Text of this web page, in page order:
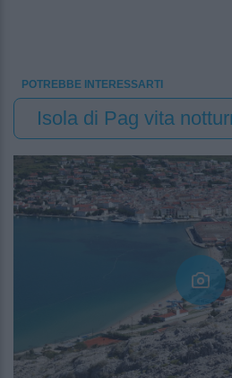
POTREBBE INTERESSARTI
Isola di Pag vita